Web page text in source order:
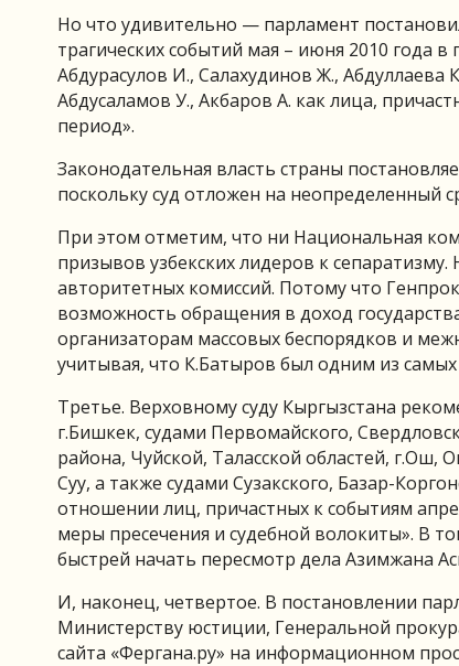
Но что удивительно — парламент
трагических событий мая – июня 2010 года
Абдурасулов И., Салахудинов Ж.,
Абдусаламов У., Акбаров А. как лица,
период».
Законодательная власть страны
поскольку суд отложен на неопределенный
При этом отметим, что ни Национальная
призывов узбекских лидеров к
авторитетных комиссий. Потому что
возможность обращения в доход
организаторам массовых беспорядков и
учитывая, что К.Батыров был одним из
Третье. Верховному суду Кыргызстана
г.Бишкек, судами Первомайского,
района, Чуйской, Таласской областей,
Суу, а также судами Сузакского, Базар-
отношении лиц, причастных к событиям
меры пресечения и судебной волокиты». В
быстрей начать пересмотр дела Азимжана
И, наконец, четвертое. В постановлении
Министерству юстиции, Генеральной
сайта «Фергана.ру» на информационном